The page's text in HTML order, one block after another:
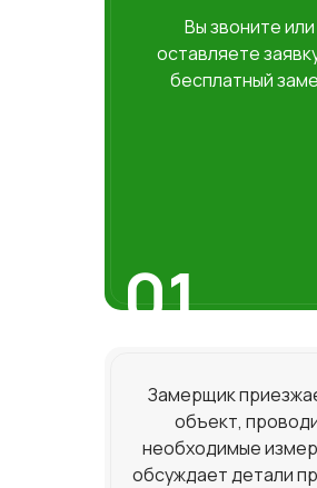
Вы звоните или
оставляете
бесплатный
01
Замерщик
объект,
необходимые
обсуждает детали